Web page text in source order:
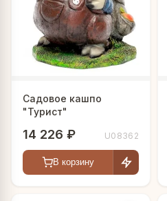
Садовое кашпо
"Турист"
14 226 ₽ U08362
В корзину